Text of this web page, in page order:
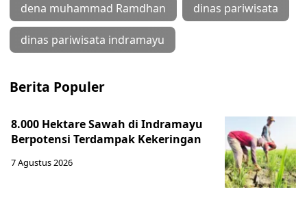
dena muhammad Ramdhan dinas pariwisata
dinas pariwisata indramayu
Berita Populer
8.000 Hektare Sawah di Indramayu
Berpotensi Terdampak Kekeringan
7 Agustus 2026